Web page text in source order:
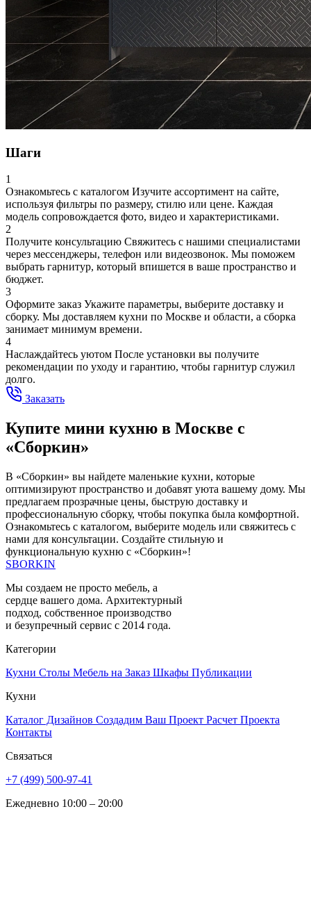
Шаги
1
Ознакомьтесь с каталогом Изучите ассортимент на сайте,
используя фильтры по размеру, стилю или цене. Каждая
модель сопровождается фото, видео и характеристиками.
2
Получите консультацию Свяжитесь с нашими специалистами
через мессенджеры, телефон или видеозвонок. Мы поможем
выбрать гарнитур, который впишется в ваше пространство и
бюджет.
3
Оформите заказ Укажите параметры, выберите доставку и
сборку. Мы доставляем кухни по Москве и области, а сборка
занимает минимум времени.
4
Наслаждайтесь уютом После установки вы получите
рекомендации по уходу и гарантию, чтобы гарнитур служил
долго.
Заказать
Купите мини кухню в Москве с
«Сборкин»
В «Сборкин» вы найдете маленькие кухни, которые
оптимизируют пространство и добавят уюта вашему дому. Мы
предлагаем прозрачные цены, быструю доставку и
профессиональную сборку, чтобы покупка была комфортной.
Ознакомьтесь с каталогом, выберите модель или свяжитесь с
нами для консультации. Создайте стильную и
функциональную кухню с «Сборкин»!
SBORKIN
Мы создаем не просто мебель, а
сердце вашего дома. Архитектурный
подход, собственное производство
и безупречный сервис с 2014 года.
Категории
Кухни Столы Мебель на Заказ Шкафы Публикации
Кухни
Каталог Дизайнов Создадим Ваш Проект Расчет Проекта
Контакты
Связаться
+7 (499) 500-97-41
Ежедневно 10:00 – 20:00